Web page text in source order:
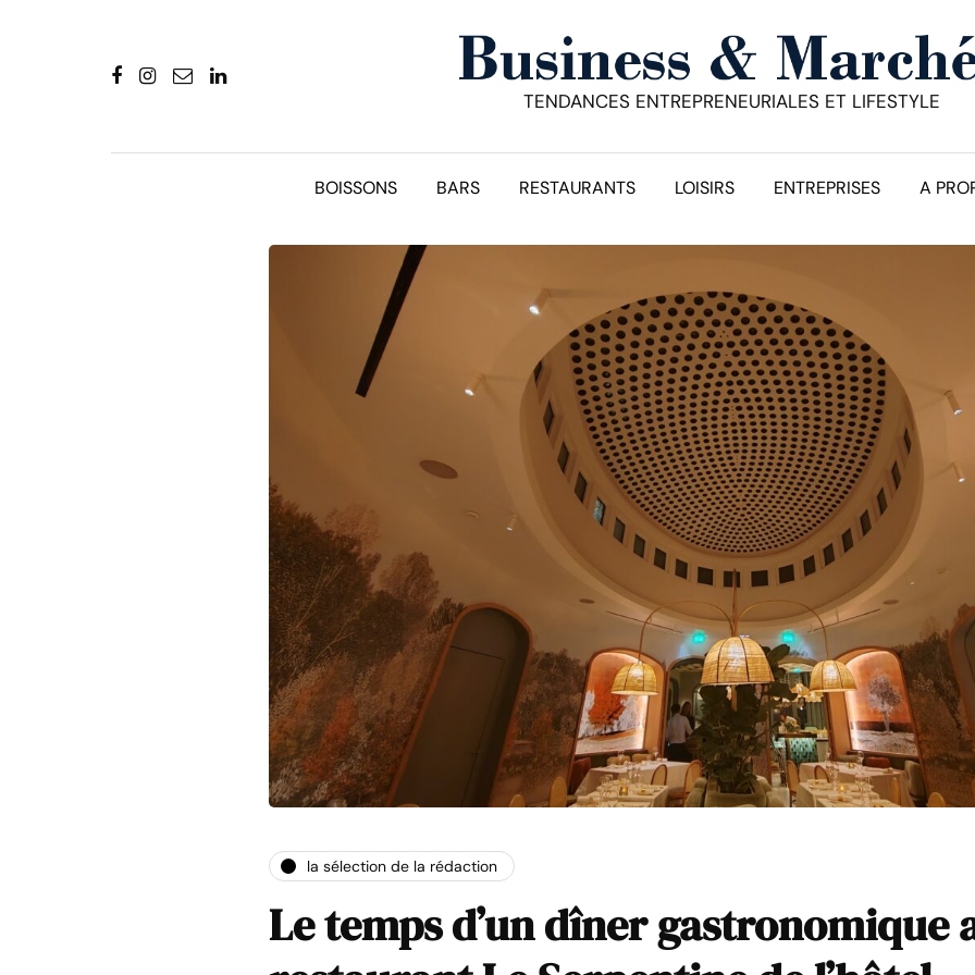
TENDANCES ENTREPRENEURIALES ET LIFESTYLE
BOISSONS BARS RESTAURANTS LOISIRS ENTREPRISES A
la sélection de la rédaction
Le temps d’un dîner gastronomique